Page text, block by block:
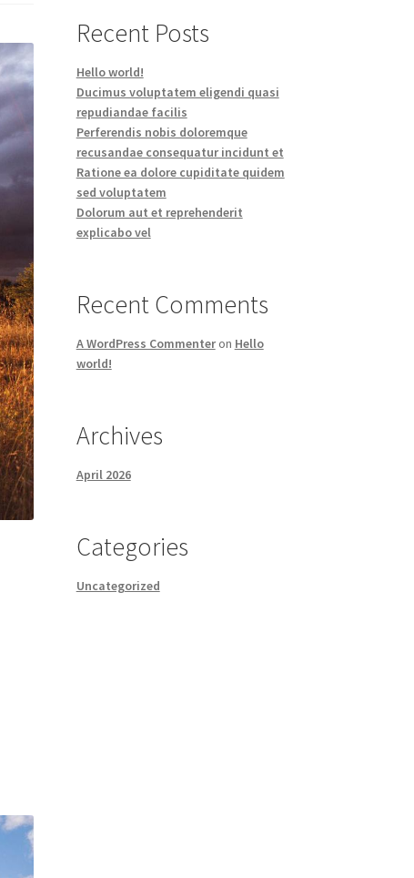
Recent Posts
Hello world!
Ducimus voluptatem eligendi quasi
repudiandae facilis
Perferendis nobis doloremque
recusandae consequatur incidunt et
Ratione ea dolore cupiditate quidem
sed voluptatem
Dolorum aut et reprehenderit
explicabo vel
Recent Comments
A WordPress Commenteron Hello
world!
Archives
April 2026
Categories
Uncategorized